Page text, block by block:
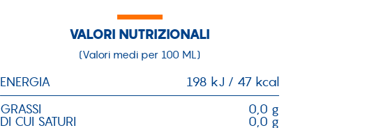
VALORI NUTRIZIONALI
(Valori medi per 100 ML)
ENERGIA
198 kJ / 47 kcal
GRASSI
DI CUI SATURI
0,0 g
0,0 g